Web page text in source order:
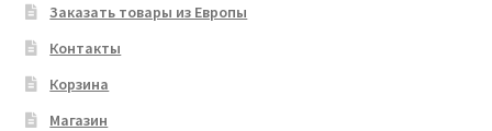
Заказать товары из Европы
Контакты
Корзина
Магазин